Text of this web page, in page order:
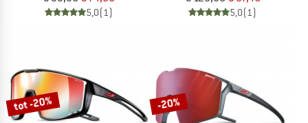
5,0(1) 5,0(1)
tot -20% -20%